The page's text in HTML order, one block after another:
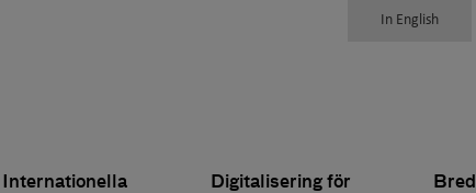
In English
Internationella
Digitalisering för